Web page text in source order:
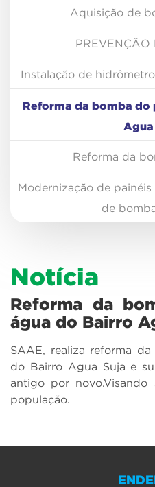
Aquisição de
PREVENÇÃO
Instalação de
Reforma da bomba do
Agua
Reforma da
Modernização de
de
Notícia
Reforma da
água do Bairro
SAAE, realiza reforma
do Bairro Agua Suja e
antigo por novo.Visando
população.